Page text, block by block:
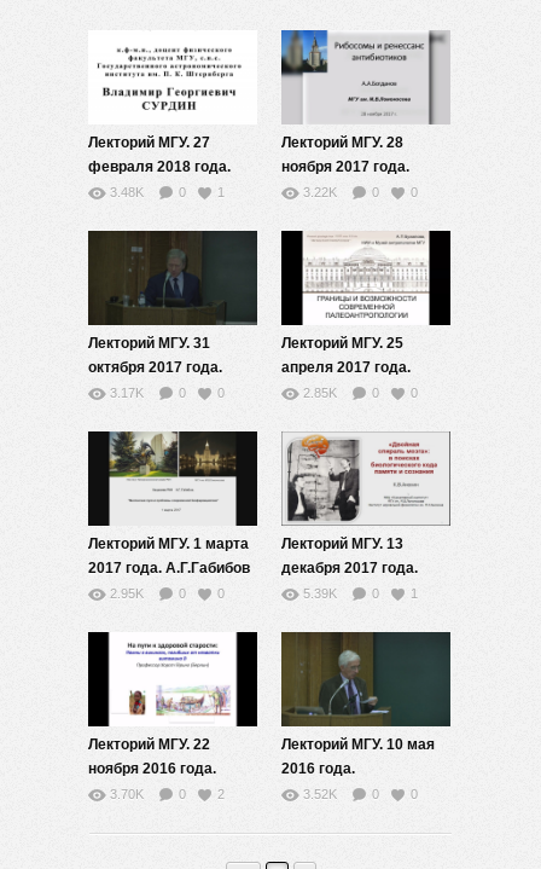
Лекторий МГУ. 27
февраля 2018 года.
В.Г.Сурдин
3.48K 0 1
Лекторий МГУ. 28
ноября 2017 года.
А.А.Богданов
3.22K 0 0
Лекторий МГУ. 31
октября 2017 года.
С.А.Недоспасов
3.17K 0 0
Лекторий МГУ. 25
апреля 2017 года.
А.П.Бужилова
2.85K 0 0
Лекторий МГУ. 1 марта
2017 года. А.Г.Габибов
2.95K 0 0
Лекторий МГУ. 13
декабря 2017 года.
К.В.Анохин
5.39K 0 1
Лекторий МГУ. 22
ноября 2016 года.
Хорст Гёринг
3.70K 0 2
Лекторий МГУ. 10 мая
2016 года.
Л.Б.Марголис
3.52K 0 0